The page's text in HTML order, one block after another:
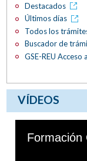
Destacados
Últimos días
Todos los
Buscador de
GSE-REU Acceso
VÍDEOS
seconds